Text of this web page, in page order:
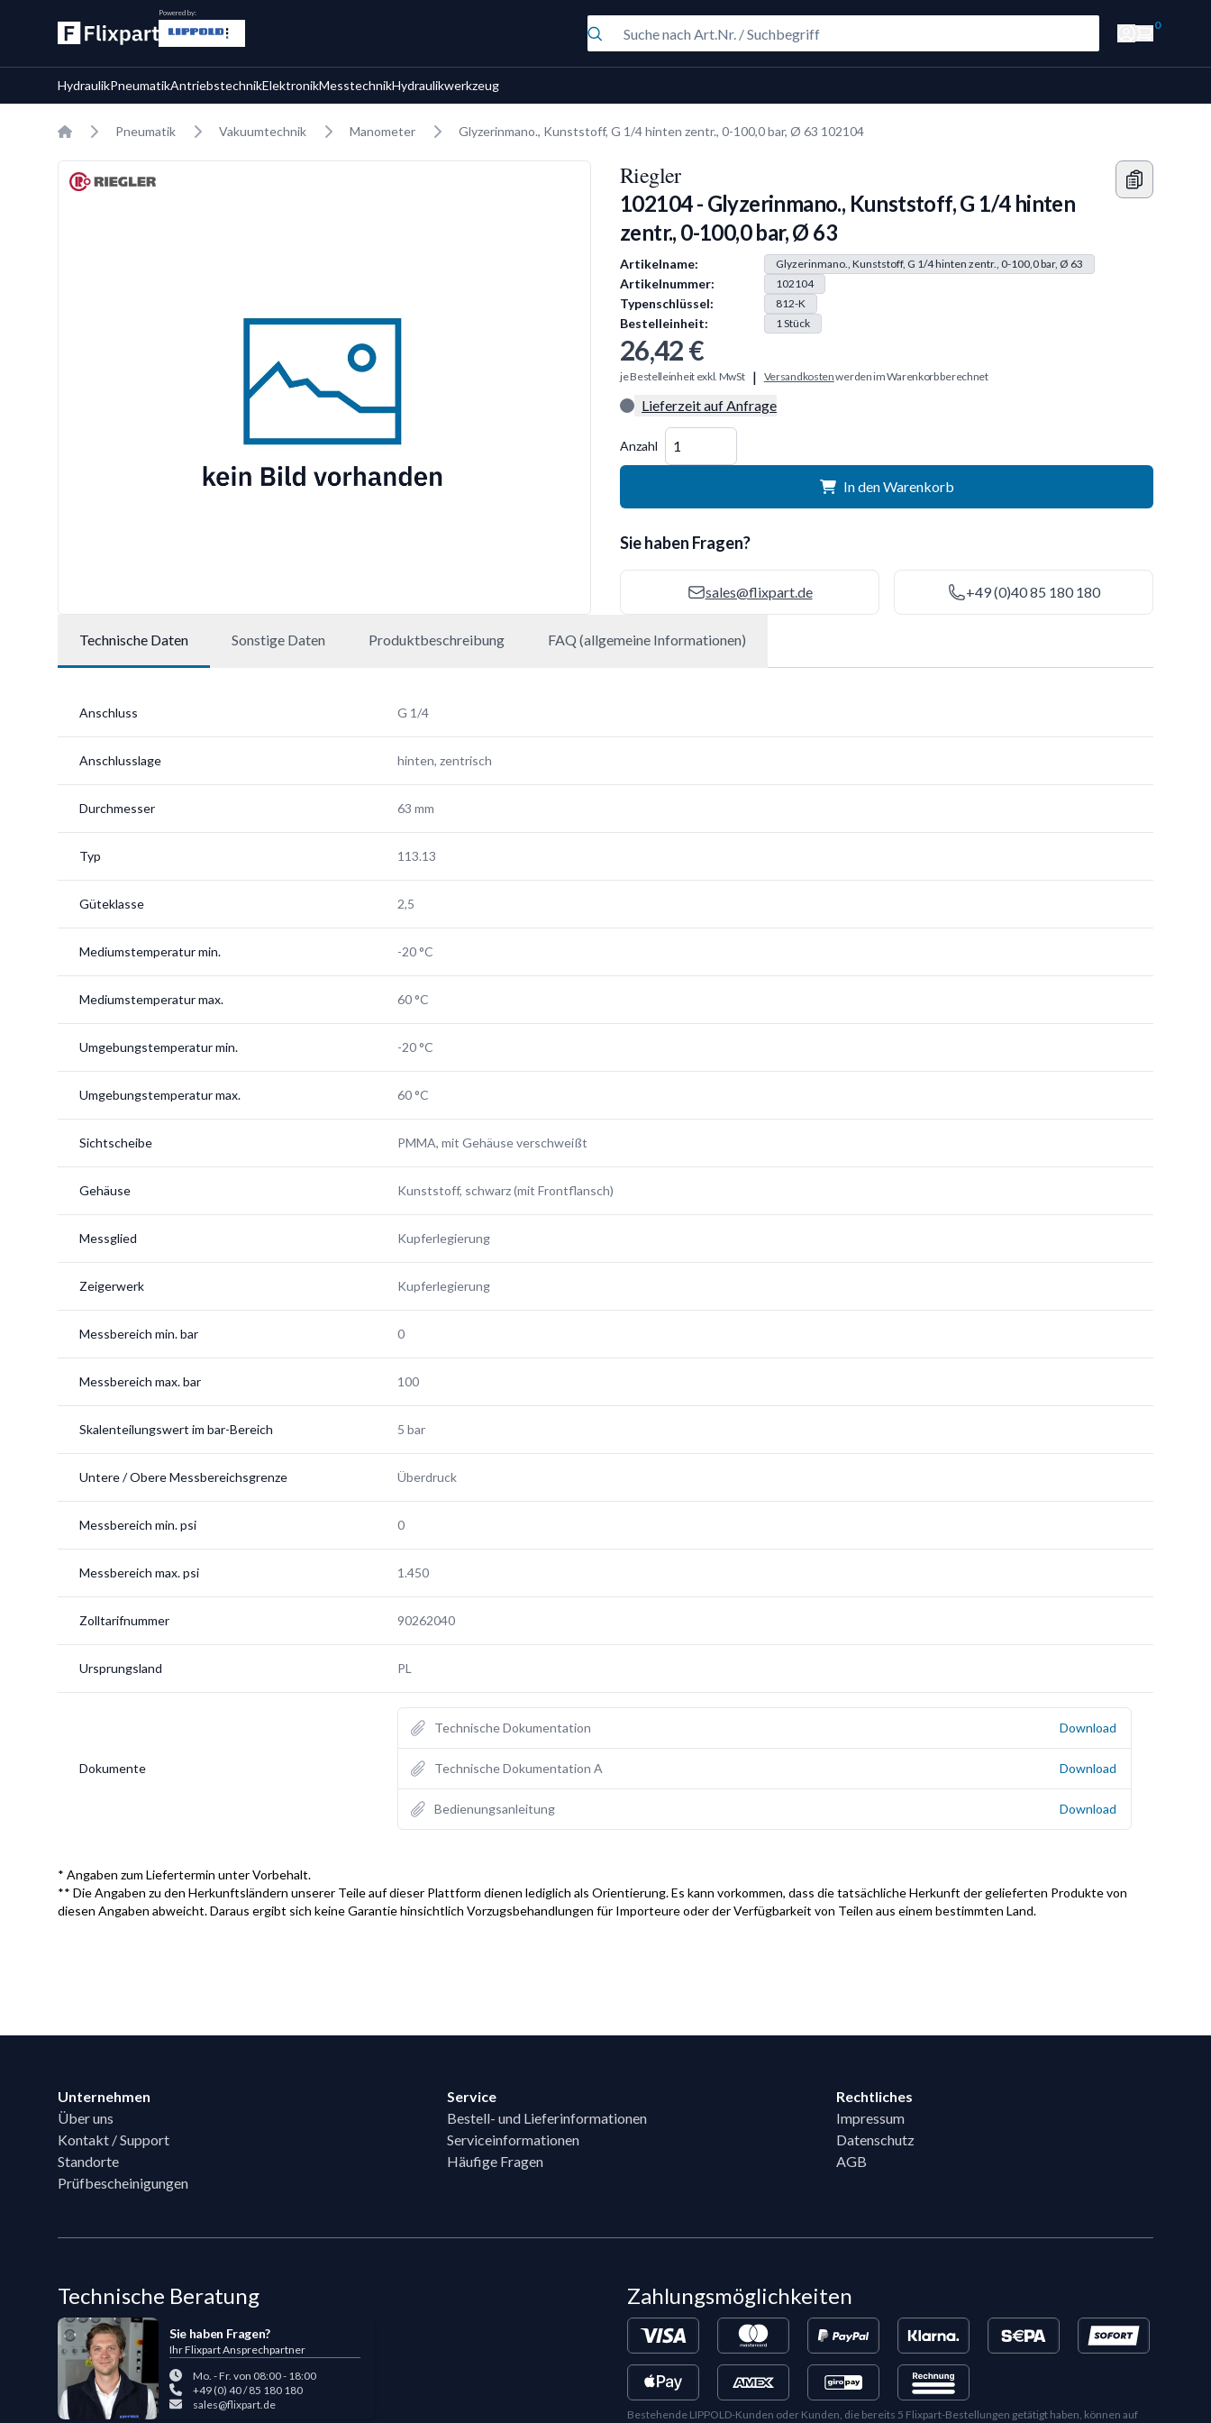
Powered by:
0
HydraulikPneumatikAntriebstechnikElektronikMesstechnikHydraulikwerkzeug
Home Pneumatik Vakuumtechnik Manometer Glyzerinmano., Kunststoff, G 1/4 hinten zentr., 0-100,0 bar, Ø 63 102104
Riegler
102104 - Glyzerinmano., Kunststoff, G 1/4 hinten
zentr., 0-100,0 bar, Ø 63
Produkt Information
Artikelname: Glyzerinmano., Kunststoff, G 1/4 hinten zentr., 0-100,0 bar, Ø 63
Artikelnummer: 102104
Typenschlüssel: 812-K
Bestelleinheit: 1Stück
26,42 €
je Bestelleinheit exkl. MwSt | Versandkostenwerden im Warenkorb berechnet
Lieferzeit auf Anfrage
Anzahl
In den Warenkorb
Sie haben Fragen?
sales@flixpart.de +49 (0)40 85 180 180
Technische Daten Sonstige Daten Produktbeschreibung FAQ (allgemeine Informationen)
Anschluss G 1/4
Anschlusslage hinten, zentrisch
Durchmesser 63 mm
Typ 113.13
Güteklasse 2,5
Mediumstemperatur min. -20 °C
Mediumstemperatur max. 60 °C
Umgebungstemperatur min. -20 °C
Umgebungstemperatur max. 60 °C
Sichtscheibe PMMA, mit Gehäuse verschweißt
Gehäuse Kunststoff, schwarz (mit Frontflansch)
Messglied Kupferlegierung
Zeigerwerk Kupferlegierung
Messbereich min. bar 0
Messbereich max. bar 100
Skalenteilungswert im bar-Bereich 5 bar
Untere / Obere Messbereichsgrenze Überdruck
Messbereich min. psi 0
Messbereich max. psi 1.450
Zolltarifnummer 90262040
Ursprungsland PL
Dokumente
Technische Dokumentation Download
Technische Dokumentation A Download
Bedienungsanleitung Download
* Angaben zum Liefertermin unter Vorbehalt.
** Die Angaben zu den Herkunftsländern unserer Teile auf dieser Plattform dienen lediglich als Orientierung. Es kann vorkommen, dass die tatsächliche Herkunft der gelieferten Produkte von
diesen Angaben abweicht. Daraus ergibt sich keine Garantie hinsichtlich Vorzugsbehandlungen für Importeure oder der Verfügbarkeit von Teilen aus einem bestimmten Land.
Unternehmen
Über uns
Kontakt / Support
Standorte
Prüfbescheinigungen
Service
Bestell- und Lieferinformationen
Serviceinformationen
Häufige Fragen
Rechtliches
Impressum
Datenschutz
AGB
Technische Beratung
Sie haben Fragen?
Ihr Flixpart Ansprechpartner
Mo. - Fr. von 08:00 - 18:00
+49 (0) 40 / 85 180 180
sales@flixpart.de
Zahlungsmöglichkeiten
Bestehende LIPPOLD-Kunden oder Kunden, die bereits 5 Flixpart-Bestellungen getätigt haben, können auf